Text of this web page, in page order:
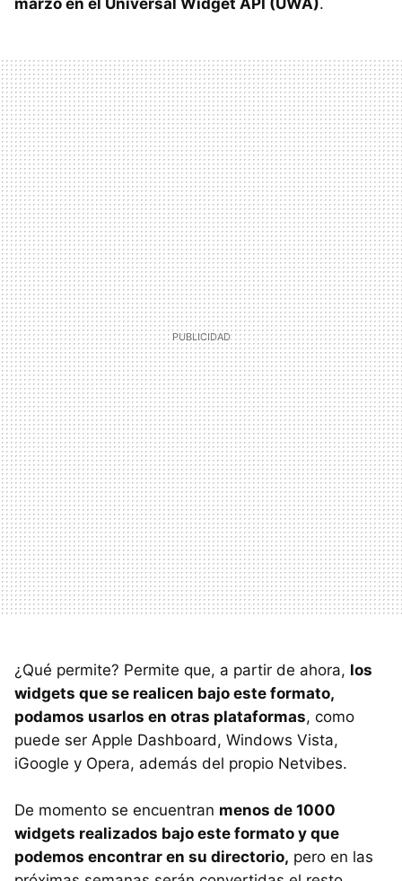
marzo en el Universal Widget API (UWA).
¿Qué permite? Permite que, a partir de ahora, los
widgets que se realicen bajo este formato,
podamos usarlos en otras plataformas, como
puede ser Apple Dashboard, Windows Vista,
iGoogle y Opera, además del propio Netvibes.
De momento se encuentran menos de 1000
widgets realizados bajo este formato y que
podemos encontrar en su directorio, pero en las